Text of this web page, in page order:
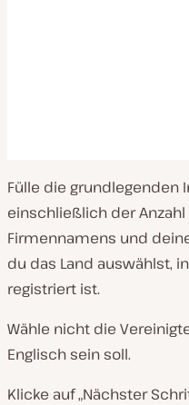
Fülle die grundlegenden
einschließlich der
Firmennamens und
du das Land auswählst,
registriert ist.
Wähle nicht die
Englisch sein soll.
Klicke auf „Nächster